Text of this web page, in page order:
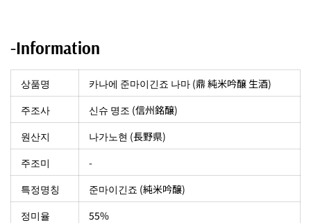
-Information
상품명
카나에 준마이긴죠 나마 (鼎 純米吟醸 生酒)
주조사
‎신슈 명조 (信州銘醸)
원산지
나가노현 (長野県)
주조미
-
특정명칭
준마이긴죠 (純米吟醸)
정미율
55%